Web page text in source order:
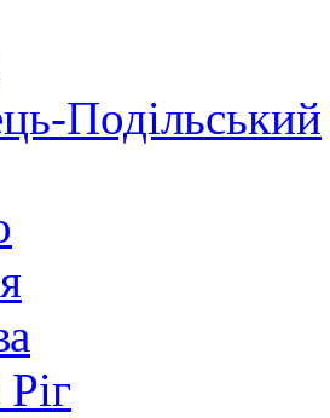
Подільський